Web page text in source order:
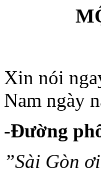
Xin nói
Nam ngày
-Đường
”Sài Gòn ơi